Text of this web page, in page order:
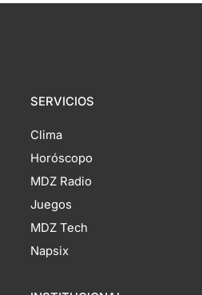
SERVICIOS
Clima
Horóscopo
MDZ Radio
Juegos
MDZ Tech
Napsix